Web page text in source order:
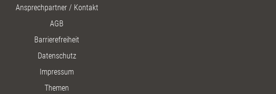
Ansprechpartner / Kontakt
AGB
Barrierefreiheit
Datenschutz
Impressum
Themen